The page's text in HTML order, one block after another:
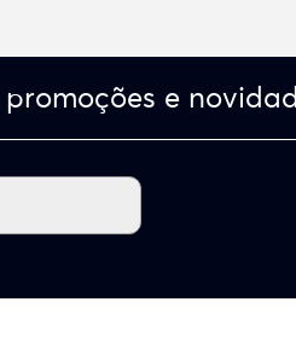
promoções e